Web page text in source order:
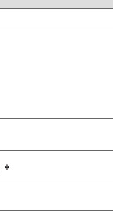
*